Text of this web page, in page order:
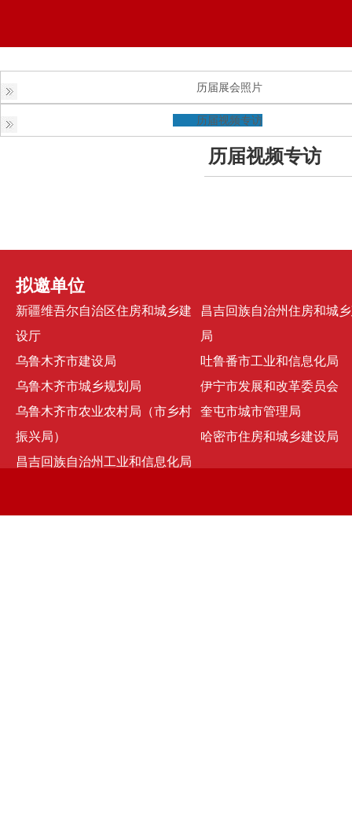
历届展会照片
历届视频专访
历届视频专访
拟邀单位
新疆维吾尔自治区住房和城乡建
设厅
乌鲁木齐市建设局
乌鲁木齐市城乡规划局
乌鲁木齐市农业农村局（市乡村
振兴局）
昌吉回族自治州工业和信息化局
昌吉回族自治州住房和城
局
吐鲁番市工业和信息化局
伊宁市发展和改革委员会
奎屯市城市管理局
哈密市住房和城乡建设局